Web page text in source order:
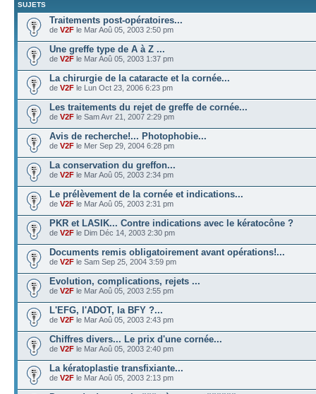
SUJETS
Traitements post-opératoires...
de V2F le Mar Aoû 05, 2003 2:50 pm
Une greffe type de A à Z ...
de V2F le Mar Aoû 05, 2003 1:37 pm
La chirurgie de la cataracte et la cornée...
de V2F le Lun Oct 23, 2006 6:23 pm
Les traitements du rejet de greffe de cornée...
de V2F le Sam Avr 21, 2007 2:29 pm
Avis de recherche!... Photophobie...
de V2F le Mer Sep 29, 2004 6:28 pm
La conservation du greffon...
de V2F le Mar Aoû 05, 2003 2:34 pm
Le prélèvement de la cornée et indications...
de V2F le Mar Aoû 05, 2003 2:31 pm
PKR et LASIK... Contre indications avec le kératocône ?
de V2F le Dim Déc 14, 2003 2:30 pm
Documents remis obligatoirement avant opérations!...
de V2F le Sam Sep 25, 2004 3:59 pm
Evolution, complications, rejets ...
de V2F le Mar Aoû 05, 2003 2:55 pm
L'EFG, l'ADOT, la BFY ?...
de V2F le Mar Aoû 05, 2003 2:43 pm
Chiffres divers... Le prix d'une cornée...
de V2F le Mar Aoû 05, 2003 2:40 pm
La kératoplastie transfixiante...
de V2F le Mar Aoû 05, 2003 2:13 pm